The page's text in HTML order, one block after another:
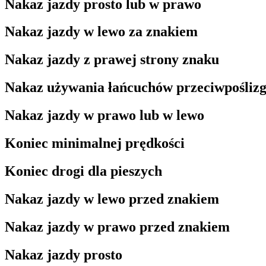
Nakaz jazdy prosto lub w prawo
Nakaz jazdy w lewo za znakiem
Nakaz jazdy z prawej strony znaku
Nakaz używania łańcuchów
Nakaz jazdy w prawo lub w lewo
Koniec minimalnej prędkości
Koniec drogi dla pieszych
Nakaz jazdy w lewo przed znakiem
Nakaz jazdy w prawo przed znakiem
Nakaz jazdy prosto